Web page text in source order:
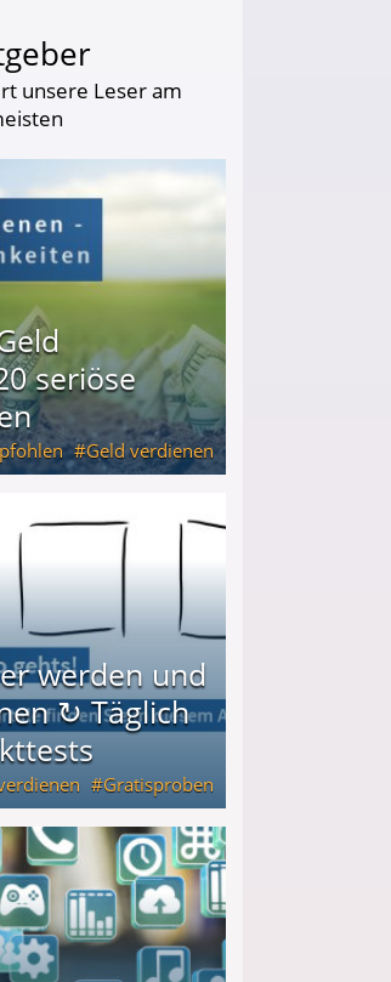
unsere Leser am
seriöse
Geld verdienen
werden und
↻ Täglich
Gratisproben